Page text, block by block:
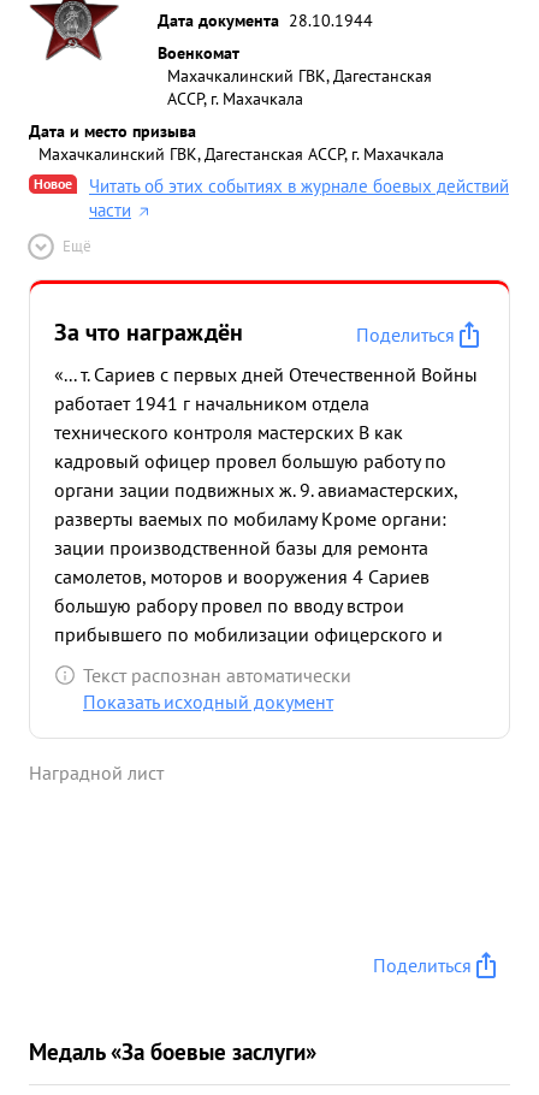
Дата документа 28.10.1944
Военкомат
Махачкалинский ГВК, Дагестанская
АССР, г. Махачкала
Дата и место призыва
Махачкалинский ГВК, Дагестанская АССР, г. Махачкала
Новое
Читать об этих событиях в журнале боевых действий
части
Ещё
За что награждён
Поделиться
«... т. Сариев с первых дней Отечественной Войны
работает 1941 г начальником отдела
технического контроля мастерских В как
кадровый офицер провел большую работу по
органи зации подвижных ж. 9. авиамастерских,
разверты ваемых по мобиламу Кроме органи:
зации производственной базы для ремонта
самолетов, моторов и вооружения 4 Сариев
большую рабору провел по вводу встрои
прибывшего по мобилизации офицерского и
рядового состава для формирования
авиамастерских В дни отечественной вой ны
руководством обеспечил приемку 2 самолетов и
моторов и до самолетов. имея большой опыт
энергично передает его офицерскому и
Текст распознан автоматически
Показать исходный документ
Наградной лист
Поделиться
Медаль «За боевые заслуги»